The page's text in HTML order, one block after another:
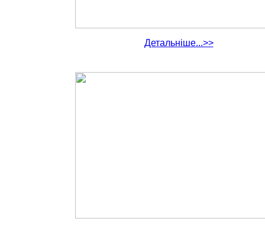
Детальніше...>>